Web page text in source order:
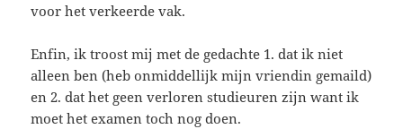
voor het verkeerde vak.
Enfin, ik troost mij met de gedachte 1. dat ik niet
alleen ben (heb onmiddellijk mijn vriendin gemaild)
en 2. dat het geen verloren studieuren zijn want ik
moet het examen toch nog doen.